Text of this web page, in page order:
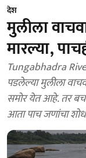
देश
मुलीला
मारल्या,
Tungabhadra
पडलेल्या मुलीला
समोर येत आहे. तर
आता पाच जणांचा